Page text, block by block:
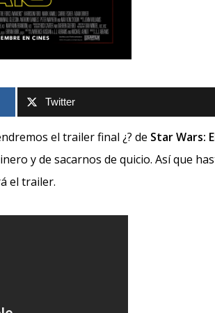
Twitter
el trailer final ¿? de Star Wars:
y de sacarnos de quicio. Así que
el trailer.